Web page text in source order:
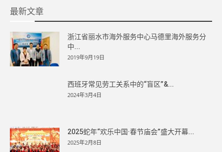
最新文章
浙江省丽水市海外服务中心马德里海外服务分
中...
2019年9月19日
西班牙常见劳工关系中的“盲区”&...
2024年3月4日
2025蛇年“欢乐中国·春节庙会”盛大开幕...
2025年2月8日